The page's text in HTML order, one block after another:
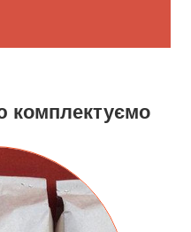
комплектуємо